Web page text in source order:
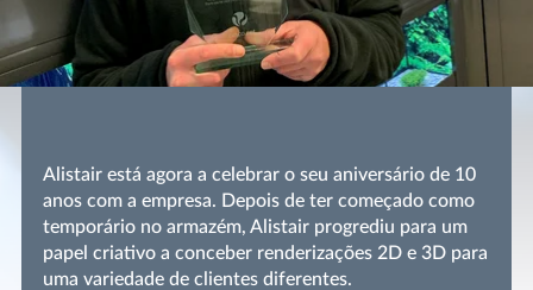
Alistair está agora a celebrar o seu aniversário de 10
anos com a empresa. Depois de ter começado como
temporário no armazém, Alistair progrediu para um
papel criativo a conceber renderizações 2D e 3D para
uma variedade de clientes diferentes.